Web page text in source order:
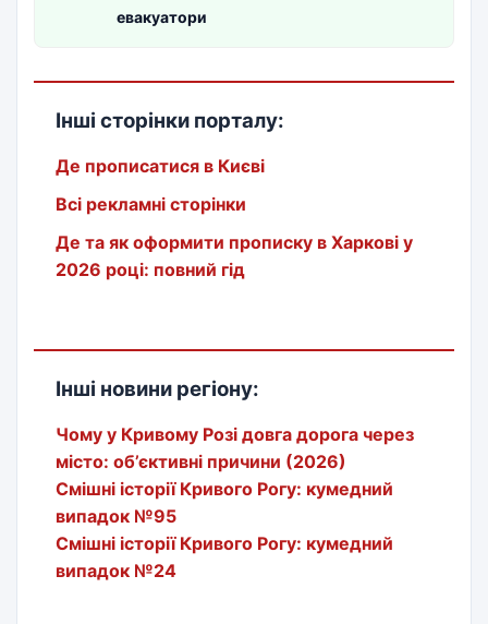
евакуатори
Інші сторінки порталу:
Де прописатися в Києві
Всі рекламні сторінки
Де та як оформити прописку в Харкові у
2026 році: повний гід
Інші новини регіону:
Чому у Кривому Розі довга дорога через
місто: об’єктивні причини (2026)
Смішні історії Кривого Рогу: кумедний
випадок №95
Смішні історії Кривого Рогу: кумедний
випадок №24